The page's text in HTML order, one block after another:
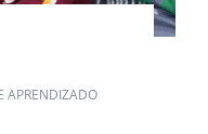
APRENDIZADO